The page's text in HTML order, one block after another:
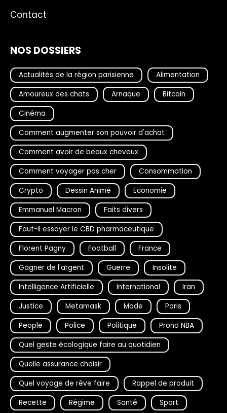
Contact
NOS DOSSIERS
Actualités de la région parisienne
Alimentation
Amoureux des chats
Arnaque
Bitcoin
Cinéma
Comment augmenter son pouvoir d'achat
Comment avoir de beaux cheveux
Comment voyager pas cher
Consommation
Crypto
Dessin Animé
Economie
Emmanuel Macron
Faits divers
Faut-il essayer le CBD pharmaceutique
Florent Pagny
Football
France
Gagner de l'argent
Guerre
Insolite
Intelligence Artificielle
International
Iran
Justice
Metamask Mode
Paris
People
Police Politique
Prono NBA
Quel geste écologique faire au quotidien
Quelle assurance choisir
Quel voyage de rêve faire
Rappel de produit
Recette
Régime Santé Sport